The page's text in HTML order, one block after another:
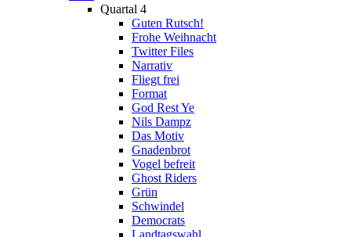
Quartal 4
Guten Rutsch!
Frohe Weihnacht
Twitter Files
Narrativ
Fliegt frei
Format
God Rest Ye
Nils Dampz
Das Motiv
Gnadenbrot
Vogel befreit
Ghost Riders
Grün
Schwindel
Democrats
Landtagswahl